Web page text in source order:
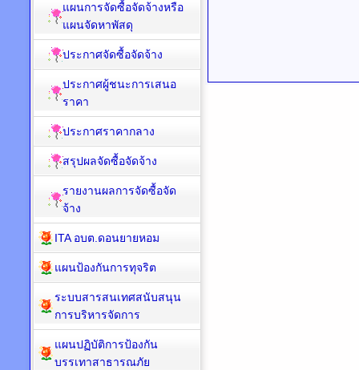
แผนการจัดซื้อจัดจ้างหรือ
แผนจัดหาพัสดุ
ประกาศจัดซื้อจัดจ้าง
ประกาศผู้ชนะการเสนอ
ราคา
ประกาศราคากลาง
สรุปผลจัดซื้อจัดจ้าง
รายงานผลการจัดซื้อจัด
จ้าง
ITA อบต.ดอนยายหอม
แผนป้องกันการทุจริต
ระบบสารสนเทศสนับสนุน
การบริหารจัดการ
แผนปฏิบัติการป้องกัน
บรรเทาสาธารณภัย